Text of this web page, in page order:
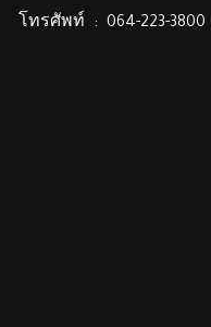
โทรศัพท์ : 064-223-3800